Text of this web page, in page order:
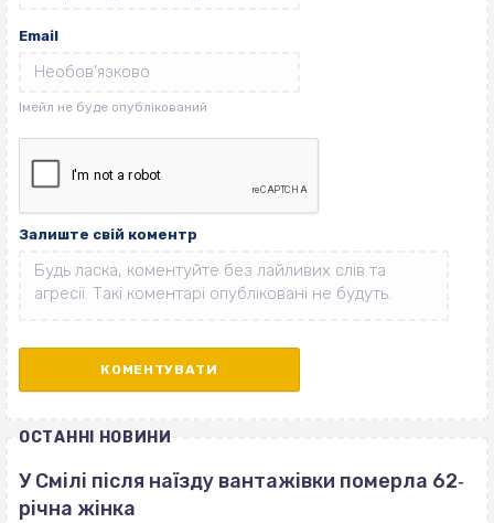
Email
Залиште свій коментр
ОСТАННІ НОВИНИ
У Смілі після наїзду вантажівки померла 62‐
річна жінка